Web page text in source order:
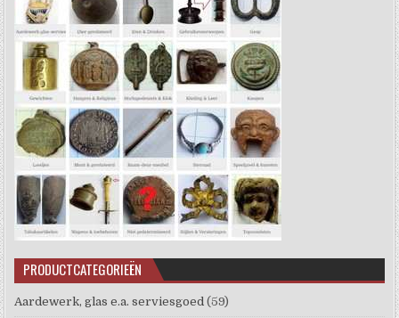
PRODUCTCATEGORIEËN
Aardewerk, glas e.a. serviesgoed (59)